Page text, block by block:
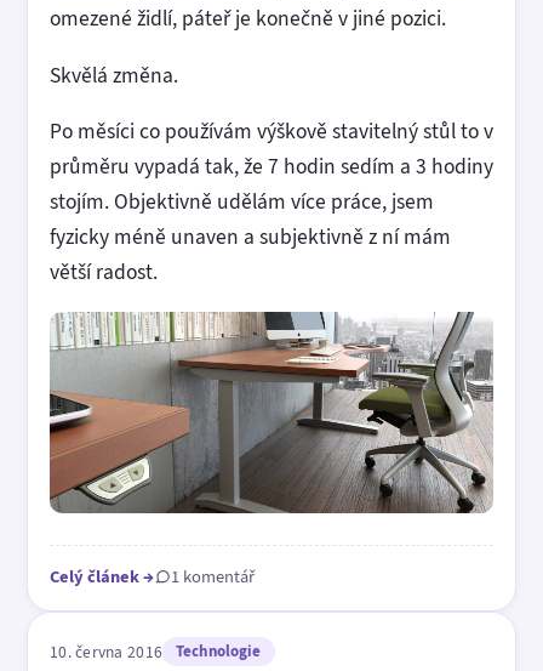
omezené židlí, páteř je konečně v jiné pozici.
Skvělá změna.
Po měsíci co používám výškově stavitelný stůl to v
průměru vypadá tak, že 7 hodin sedím a 3 hodiny
stojím. Objektivně udělám více práce, jsem
fyzicky méně unaven a subjektivně z ní mám
větší radost.
Celý článek→ 1 komentář
10. června 2016 Technologie